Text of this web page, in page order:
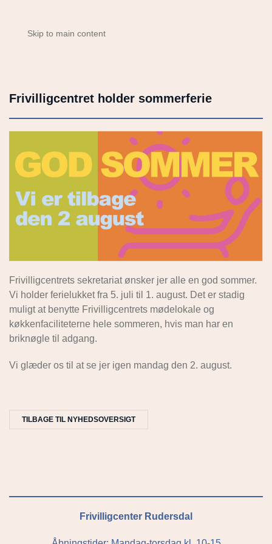
Skip to main content
Frivilligcentret holder sommerferie
Frivilligcentrets sekretariat ønsker jer alle en god sommer.
Vi holder ferielukket fra 5. juli til 1. august. Det er stadig
muligt at benytte Frivilligcentrets mødelokale og
køkkenfaciliteterne hele sommeren, hvis man har en
briknøgle til adgang.
Vi glæder os til at se jer igen mandag den 2. august.
TILBAGE TIL NYHEDSOVERSIGT
Frivilligcenter Rudersdal